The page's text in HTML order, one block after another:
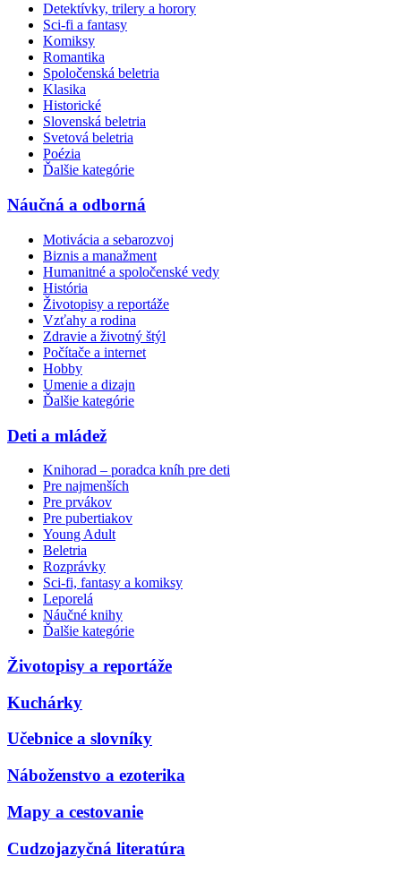
Detektívky, trilery a horory
Sci-fi a fantasy
Komiksy
Romantika
Spoločenská beletria
Klasika
Historické
Slovenská beletria
Svetová beletria
Poézia
Ďalšie kategórie
Náučná a odborná
Motivácia a sebarozvoj
Biznis a manažment
Humanitné a spoločenské vedy
História
Životopisy a reportáže
Vzťahy a rodina
Zdravie a životný štýl
Počítače a internet
Hobby
Umenie a dizajn
Ďalšie kategórie
Deti a mládež
Knihorad – poradca kníh pre deti
Pre najmenších
Pre prvákov
Pre pubertiakov
Young Adult
Beletria
Rozprávky
Sci-fi, fantasy a komiksy
Leporelá
Náučné knihy
Ďalšie kategórie
Životopisy a reportáže
Kuchárky
Učebnice a slovníky
Náboženstvo a ezoterika
Mapy a cestovanie
Cudzojazyčná literatúra